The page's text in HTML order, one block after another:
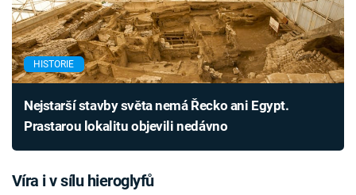
HISTORIE
Nejstarší stavby světa nemá Řecko ani Egypt.
Prastarou lokalitu objevili nedávno
Víra i v sílu hieroglyfů